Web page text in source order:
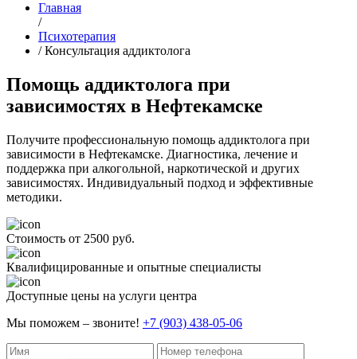
Главная
/
Психотерапия
/ Консультация аддиктолога
Помощь аддиктолога при
зависимостях в Нефтекамске
Получите профессиональную помощь аддиктолога при
зависимости в Нефтекамске. Диагностика, лечение и
поддержка при алкогольной, наркотической и других
зависимостях. Индивидуальный подход и эффективные
методики.
Стоимость от 2500 руб.
Квалифицированные и опытные специалисты
Доступные цены на услуги центра
Мы поможем – звоните! +7 (903) 438-05-06